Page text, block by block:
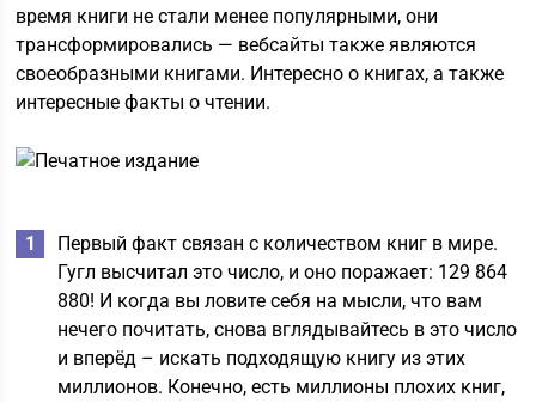
время книги не стали менее популярными, они
трансформировались — вебсайты также являются
своеобразными книгами. Интересно о книгах, а также
интересные факты о чтении.
Первый факт связан с количеством книг в мире.
Гугл высчитал это число, и оно поражает: 129 864
880! И когда вы ловите себя на мысли, что вам
нечего почитать, снова вглядывайтесь в это число
и вперёд – искать подходящую книгу из этих
миллионов. Конечно, есть миллионы плохих книг,